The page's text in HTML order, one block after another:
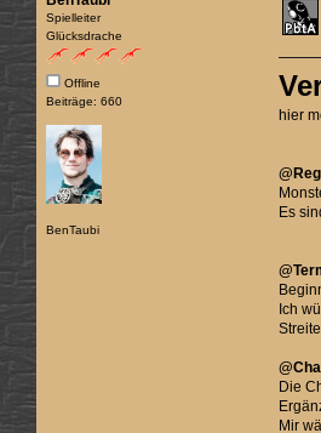
Spielleiter
Glücksdrache
Offline
Beiträge: 660
BenTaubi
hier
Es
Ich
Die
Mir